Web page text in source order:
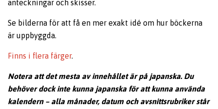
anteckningar och skisser.
Se bilderna för att få en mer exakt idé om hur böckerna
är uppbyggda.
Finns i flera färger.
Notera att det mesta av innehållet är på japanska. Du
behöver dock inte kunna japanska för att kunna använda
kalendern – alla månader, datum och avsnittsrubriker står